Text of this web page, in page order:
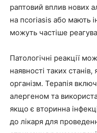
раптовий вплив нових
на псoriasis або мають
можуть частіше
Патологічні реакції
наявності таких
організм. Терапія
алергеном та
якщо є вторинна
до лікаря для